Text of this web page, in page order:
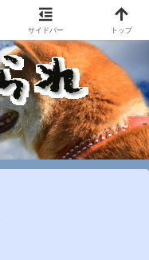
サイドバー トップ